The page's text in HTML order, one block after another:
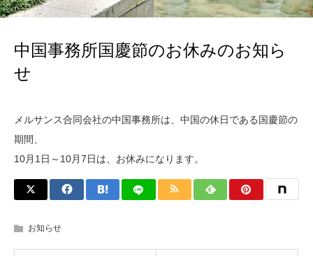
中国事務所国慶節のお休みのお知ら
せ
メルサンス合同会社の中国事務所は、中国の休日である国慶節の
期間、
10月1日～10月7日は、お休みになります。
お知らせ